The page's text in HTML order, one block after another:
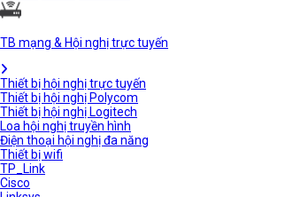
TB mạng & Hội nghị trực tuyến
Thiết bị hội nghị trực tuyến
Thiết bị hội nghị Polycom
Thiết bị hội nghị Logitech
Loa hội nghị truyền hình
Điện thoại hội nghị đa năng
Thiết bị wifi
TP_Link
Cisco